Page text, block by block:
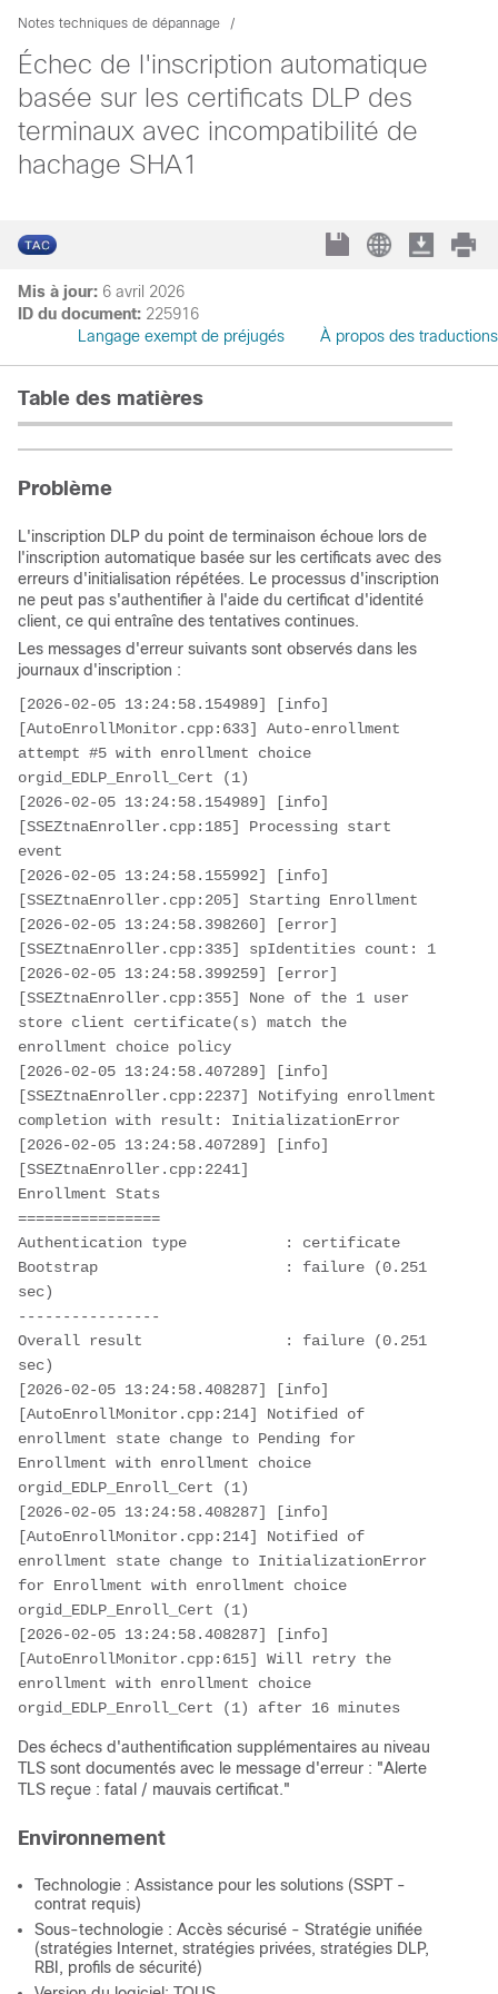
Notes techniques de dépannage
Échec de l'inscription automatique
basée sur les certificats DLP des
terminaux avec incompatibilité de
hachage SHA1
Mis à jour: 6 avril 2026
ID du document: 225916
Langage exempt de préjugés
À propos des traductions
Table des matières
Problème
L'inscription DLP du point de terminaison échoue lors de
l'inscription automatique basée sur les certificats avec des
erreurs d'initialisation répétées. Le processus d'inscription
ne peut pas s'authentifier à l'aide du certificat d'identité
client, ce qui entraîne des tentatives continues.
Les messages d'erreur suivants sont observés dans les
journaux d'inscription :
[2026-02-05 13:24:58.154989] [info]
[AutoEnrollMonitor.cpp:633] Auto-enrollment
attempt #5 with enrollment choice
orgid_EDLP_Enroll_Cert (1)
[2026-02-05 13:24:58.154989] [info]
[SSEZtnaEnroller.cpp:185] Processing start
event
[2026-02-05 13:24:58.155992] [info]
[SSEZtnaEnroller.cpp:205] Starting Enrollment
[2026-02-05 13:24:58.398260] [error]
[SSEZtnaEnroller.cpp:335] spIdentities count: 1
[2026-02-05 13:24:58.399259] [error]
[SSEZtnaEnroller.cpp:355] None of the 1 user
store client certificate(s) match the
enrollment choice policy
[2026-02-05 13:24:58.407289] [info]
[SSEZtnaEnroller.cpp:2237] Notifying enrollment
completion with result: InitializationError
[2026-02-05 13:24:58.407289] [info]
[SSEZtnaEnroller.cpp:2241]
Enrollment Stats
================
Authentication type           : certificate
Bootstrap                     : failure (0.251
sec)
----------------
Overall result                : failure (0.251
sec)
[2026-02-05 13:24:58.408287] [info]
[AutoEnrollMonitor.cpp:214] Notified of
enrollment state change to Pending for
Enrollment with enrollment choice
orgid_EDLP_Enroll_Cert (1)
[2026-02-05 13:24:58.408287] [info]
[AutoEnrollMonitor.cpp:214] Notified of
enrollment state change to InitializationError
for Enrollment with enrollment choice
orgid_EDLP_Enroll_Cert (1)
[2026-02-05 13:24:58.408287] [info]
[AutoEnrollMonitor.cpp:615] Will retry the
enrollment with enrollment choice
orgid_EDLP_Enroll_Cert (1) after 16 minutes
Des échecs d'authentification supplémentaires au niveau
TLS sont documentés avec le message d'erreur : "Alerte
TLS reçue : fatal / mauvais certificat."
Environnement
Technologie : Assistance pour les solutions (SSPT -
contrat requis)
Sous-technologie : Accès sécurisé - Stratégie unifiée
(stratégies Internet, stratégies privées, stratégies DLP,
RBI, profils de sécurité)